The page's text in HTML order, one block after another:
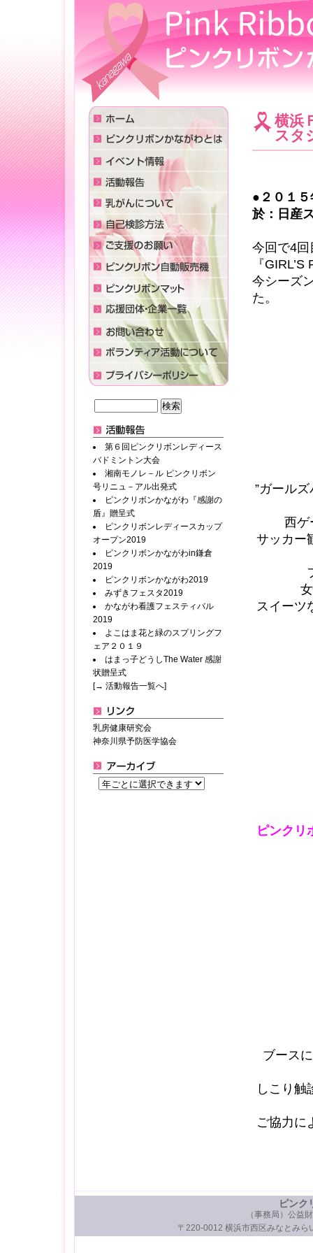
横浜
スタ
●２０１
於：日産
今回で4回
『
今シーズ
た。
”ガール
西ゲ
サッカー
スイーツ
ピンクリ
ブース
しこり触
ご協力に
第６回ピンクリボンレディース
バドミントン大会
湘南モノレ－ル ピンクリボン
号リニュ－アル出発式
ピンクリボンかながわ『感謝の
盾』贈呈式
ピンクリボンレディースカップ
オープン2019
ピンクリボンかながわin鎌倉
2019
ピンクリボンかながわ2019
みずきフェスタ2019
かながわ看護フェスティバル
2019
よこはま花と緑のスプリングフ
ェア２０１９
はまっ子どうしThe Water 感謝
状贈呈式
[→ 活動報告一覧へ]
乳房健康研究会
神奈川県予防医学協会
ピンク
（事務局）公益
〒220-0012 横浜市西区みなとみ